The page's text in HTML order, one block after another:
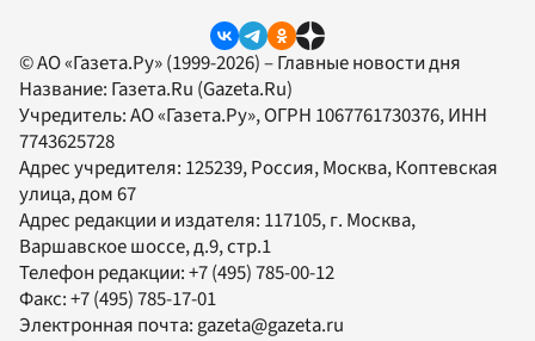
© АО «Газета.Ру» (1999-2026) – Главные новости дня
Название: Газета.Ru (Gazeta.Ru)
Учредитель:АО «Газета.Ру», ОГРН 1067761730376, ИНН
7743625728
Адрес учредителя: 125239, Россия, Москва, Коптевская
улица, дом 67
Адрес редакции и издателя: 117105, г. Москва,
Варшавское шоссе, д.9, стр.1
Телефон редакции:+7 (495) 785-00-12
Факс:+7 (495) 785-17-01
Электронная почта:gazeta@gazeta.ru